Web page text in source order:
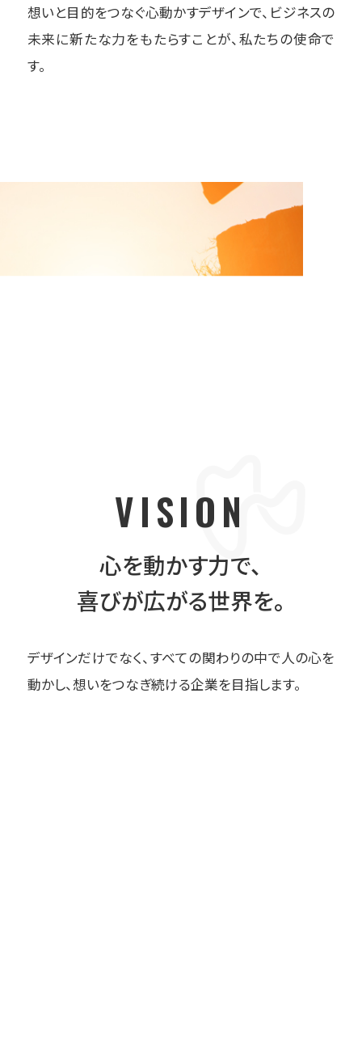
想いと目的をつなぐ心動かすデザインで、ビジネスの
未来に新たな力をもたらすことが、私たちの使命で
す。
VISION
心を動かす力で、
喜びが広がる世界を。
デザインだけでなく、すべての関わりの中で人の心を
動かし、想いをつなぎ続ける企業を目指します。